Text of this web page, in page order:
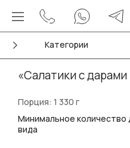
Категории
«Салатики с
Порция: 1 330 г
Минимальное количество
вида